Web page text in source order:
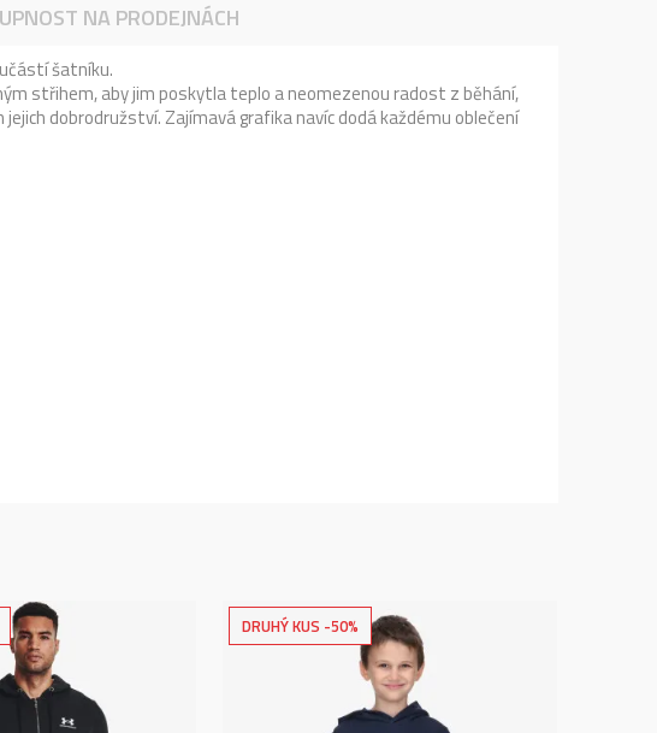
NA PRODEJNÁCH
šatníku.
střihem, aby jim poskytla teplo a neomezenou radost z běhání,
dobrodružství. Zajímavá grafika navíc dodá každému oblečení
DRUHÝ KUS -50%